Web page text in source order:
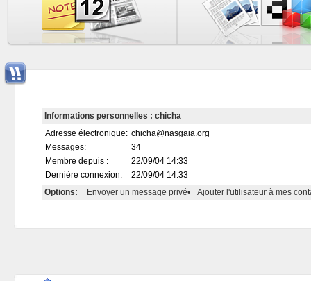
Informations personnelles : chicha
Adresse électronique: chicha@nasgaia.org
Messages:
34
Membre depuis :
22/09/04 14:33
Dernière connexion:
22/09/04 14:33
Options:
Envoyer un message privé• Ajouter l'utilisateur à mes